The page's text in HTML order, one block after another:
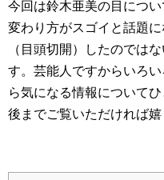
今回は鈴木亜美の目につ
変わり方がスゴイと話題
（目頭切開）したのでは
す。芸能人ですからいろ
ら気になる情報について
後までご覧いただければ嬉